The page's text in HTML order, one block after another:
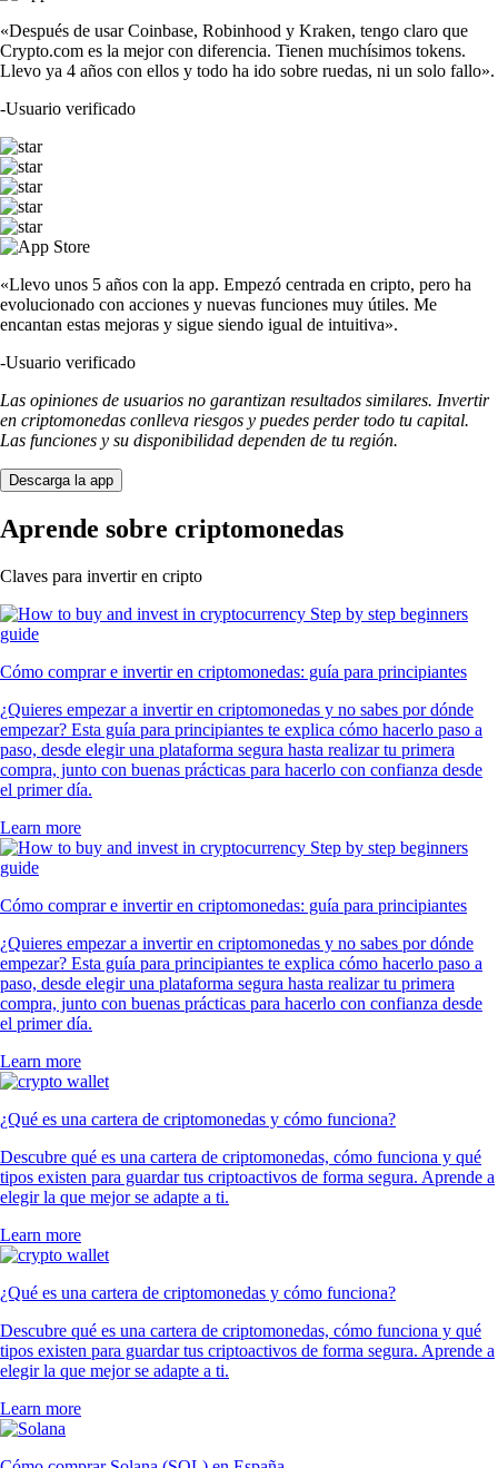
«Después de usar Coinbase, Robinhood y Kraken, tengo claro que
Crypto.com es la mejor con diferencia. Tienen muchísimos tokens.
Llevo ya 4 años con ellos y todo ha ido sobre ruedas, ni un solo fallo».
-Usuario verificado
«Llevo unos 5 años con la app. Empezó centrada en cripto, pero ha
evolucionado con acciones y nuevas funciones muy útiles. Me
encantan estas mejoras y sigue siendo igual de intuitiva».
-Usuario verificado
Las opiniones de usuarios no garantizan resultados similares. Invertir
en criptomonedas conlleva riesgos y puedes perder todo tu capital.
Las funciones y su disponibilidad dependen de tu región.
Descarga la app
Aprende sobre criptomonedas
Claves para invertir en cripto
Cómo comprar e invertir en criptomonedas: guía para principiantes
¿Quieres empezar a invertir en criptomonedas y no sabes por dónde
empezar? Esta guía para principiantes te explica cómo hacerlo paso a
paso, desde elegir una plataforma segura hasta realizar tu primera
compra, junto con buenas prácticas para hacerlo con confianza desde
el primer día.
Learn more
Cómo comprar e invertir en criptomonedas: guía para principiantes
¿Quieres empezar a invertir en criptomonedas y no sabes por dónde
empezar? Esta guía para principiantes te explica cómo hacerlo paso a
paso, desde elegir una plataforma segura hasta realizar tu primera
compra, junto con buenas prácticas para hacerlo con confianza desde
el primer día.
Learn more
¿Qué es una cartera de criptomonedas y cómo funciona?
Descubre qué es una cartera de criptomonedas, cómo funciona y qué
tipos existen para guardar tus criptoactivos de forma segura. Aprende a
elegir la que mejor se adapte a ti.
Learn more
¿Qué es una cartera de criptomonedas y cómo funciona?
Descubre qué es una cartera de criptomonedas, cómo funciona y qué
tipos existen para guardar tus criptoactivos de forma segura. Aprende a
elegir la que mejor se adapte a ti.
Learn more